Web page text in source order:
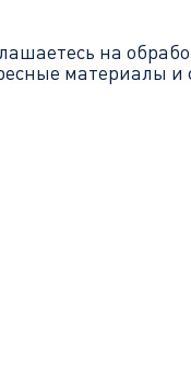
на
материалы